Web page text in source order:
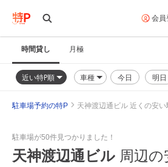
会員
時間貸し 月極
近い特P順 車種 今日 明日
駐車場予約の特P 天神渡辺通ビル 近くの安い
駐車場が50件見つかりました！
天神渡辺通ビル 周辺